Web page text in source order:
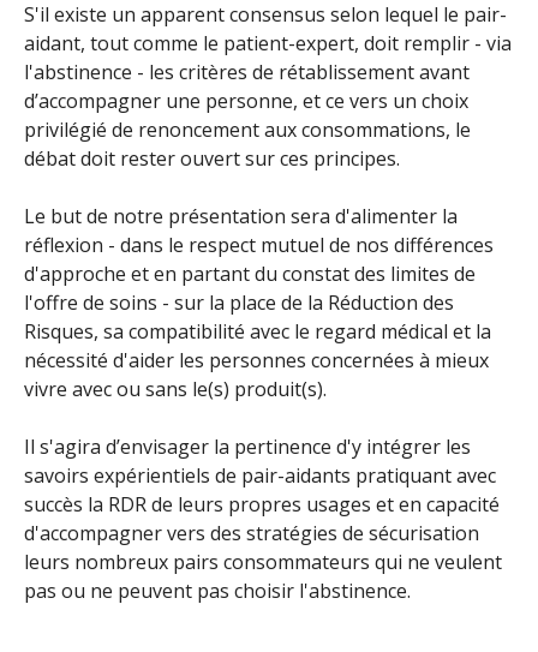
S'il existe un apparent consensus selon lequel le pair-
aidant, tout comme le patient-expert, doit remplir - via
l'abstinence - les critères de rétablissement avant
d’accompagner une personne, et ce vers un choix
privilégié de renoncement aux consommations, le
débat doit rester ouvert sur ces principes.
Le but de notre présentation sera d'alimenter la
réflexion - dans le respect mutuel de nos différences
d'approche et en partant du constat des limites de
l'offre de soins - sur la place de la Réduction des
Risques, sa compatibilité avec le regard médical et la
nécessité d'aider les personnes concernées à mieux
vivre avec ou sans le(s) produit(s).
Il s'agira d’envisager la pertinence d'y intégrer les
savoirs expérientiels de pair-aidants pratiquant avec
succès la RDR de leurs propres usages et en capacité
d'accompagner vers des stratégies de sécurisation
leurs nombreux pairs consommateurs qui ne veulent
pas ou ne peuvent pas choisir l'abstinence.